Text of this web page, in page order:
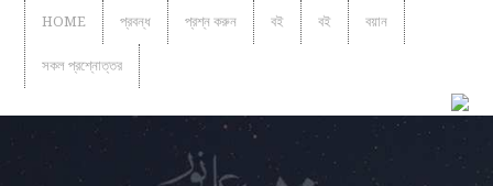
HOME প্রবন্ধ প্রশ্ন করুন বই বই বয়ান
সকল প্রশ্নোত্তর